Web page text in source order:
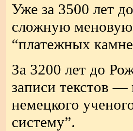
Уже за 3500 лет
сложную меновую
“платежных
За 3200 лет до
записи текстов —
немецкого
систему”.